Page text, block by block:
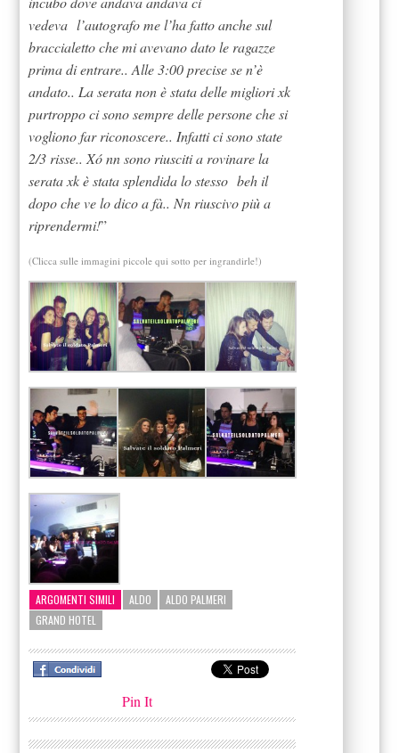
vedeva l’autografo me l’ha fatto anche sul
braccialetto che mi avevano dato le ragazze
prima di entrare.. Alle 3:00 precise se n’è
andato.. La serata non è stata delle migliori xk
purtroppo ci sono sempre delle persone che si
vogliono far riconoscere.. Infatti ci sono state
2/3 risse.. Xó nn sono riusciti a rovinare la
serata xk è stata splendida lo stesso beh il
dopo che ve lo dico a fà.. Nn riuscivo più a
riprendermi!”
(Clicca sulle immagini piccole qui sotto per ingrandirle!)
ARGOMENTI SIMILI ALDO
ALDO PALMERI
GRAND HOTEL
Pin It